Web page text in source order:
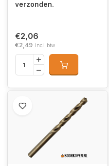
verzonden.
€2,06
€2,49 Incl. btw